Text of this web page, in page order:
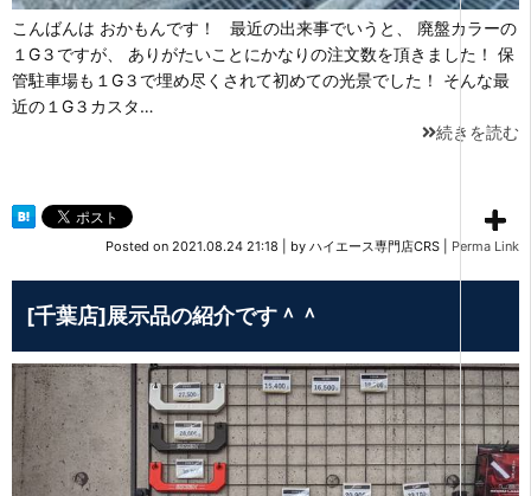
こんばんは おかもんです！ 最近の出来事でいうと、 廃盤カラーの
１G３ですが、 ありがたいことにかなりの注文数を頂きました！ 保
管駐車場も１G３で埋め尽くされて初めての光景でした！ そんな最
近の１G３カスタ…
続きを読む
Posted on 2021.08.24 21:18 by ハイエース専門店CRS Perma Link
[千葉店]展示品の紹介です＾＾